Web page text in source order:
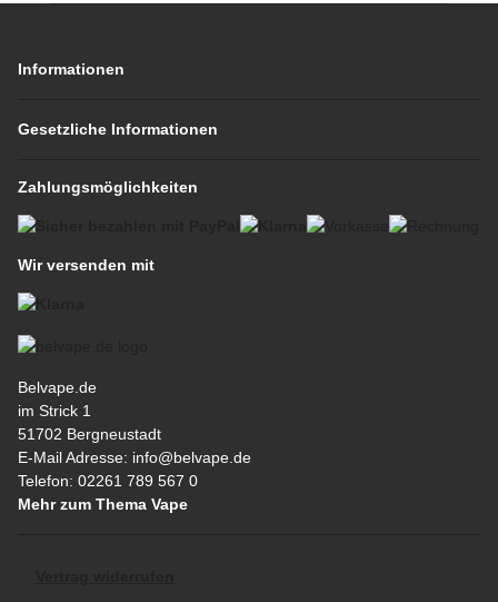
Informationen
Gesetzliche Informationen
Zahlungsmöglichkeiten
Wir versenden mit
Belvape.de
im Strick 1
51702 Bergneustadt
E-Mail Adresse: info@belvape.de
Telefon: 02261 789 567 0
Mehr zum Thema Vape